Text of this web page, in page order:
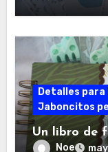
Detalles
Jaboncitos
Un libro de
Noe